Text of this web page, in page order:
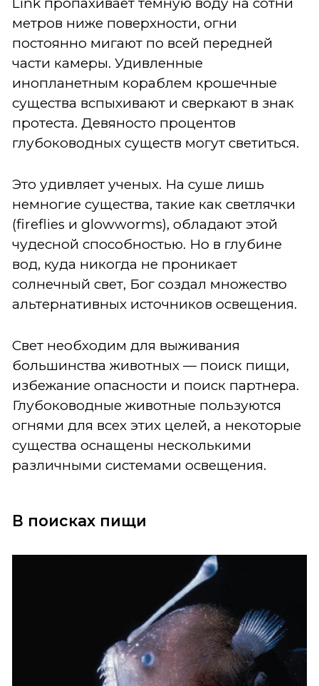
Link пропахивает темную воду на сотни
метров ниже поверхности, огни
постоянно мигают по всей передней
части камеры. Удивленные
инопланетным кораблем крошечные
существа вспыхивают и сверкают в знак
протеста. Девяносто процентов
глубоководных существ могут светиться.
Это удивляет ученых. На суше лишь
немногие существа, такие как светлячки
(fireflies и glowworms), обладают этой
чудесной способностью. Но в глубине
вод, куда никогда не проникает
солнечный свет, Бог создал множество
альтернативных источников освещения.
Свет необходим для выживания
большинства животных — поиск пищи,
избежание опасности и поиск партнера.
Глубоководные животные пользуются
огнями для всех этих целей, а некоторые
существа оснащены несколькими
различными системами освещения.
В поисках пищи